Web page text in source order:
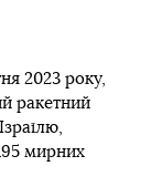
2023 року,
ракетний
мирних